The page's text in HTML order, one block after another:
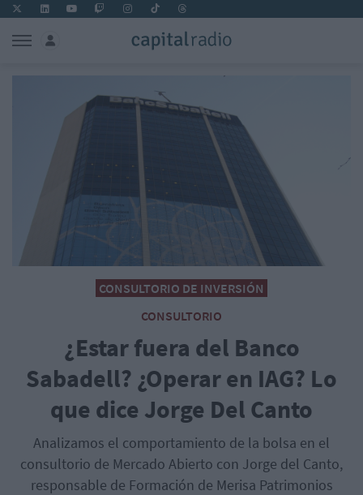
CONSULTORIO DE INVERSIÓN
CONSULTORIO
¿Estar fuera del Banco
Sabadell? ¿Operar en IAG? Lo
que dice Jorge Del Canto
Analizamos el comportamiento de la bolsa en el
consultorio de Mercado Abierto con Jorge del Canto,
responsable de Formación de Merisa Patrimonios